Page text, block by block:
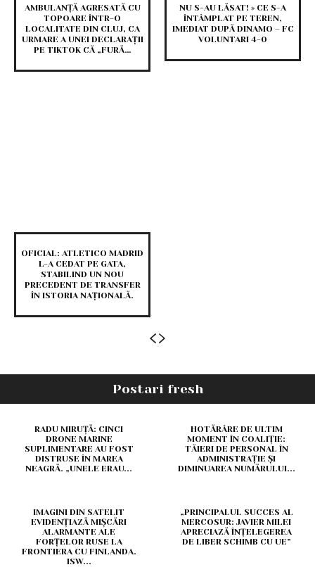
AMBULANȚĂ AGRESATĂ CU
TOPOARE ÎNTR-O
LOCALITATE DIN CLUJ, CA
URMARE A UNEI DECLARAȚII
PE TIKTOK CĂ „FURĂ…
NU S-AU LĂSAT! » CE S-A
ÎNTÂMPLAT PE TEREN,
IMEDIAT DUPĂ DINAMO – FC
VOLUNTARI 4-0
OFICIAL: ATLETICO MADRID
L-A CEDAT PE GATA,
STABILIND UN NOU
PRECEDENT DE TRANSFER
ÎN ISTORIA NAȚIONALĂ.
Postari fresh
RADU MIRUȚĂ: CINCI
DRONE MARINE
SUPLIMENTARE AU FOST
DISTRUSE ÎN MAREA
NEAGRĂ. „UNELE ERAU...
HOTĂRÂRE DE ULTIM
MOMENT ÎN COALIȚIE:
TĂIERI DE PERSONAL ÎN
ADMINISTRAȚIE ȘI
DIMINUAREA NUMĂRULUI...
IMAGINI DIN SATELIT
EVIDENȚIAZĂ MIȘCĂRI
ALARMANTE ALE
FORȚELOR RUSE LA
FRONTIERA CU FINLANDA.
ISW...
„PRINCIPALUL SUCCES AL
MERCOSUR: JAVIER MILEI
APRECIAZĂ ÎNȚELEGEREA
DE LIBER SCHIMB CU UE”